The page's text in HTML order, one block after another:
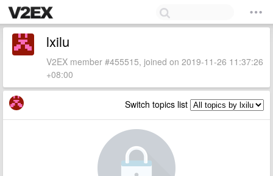
lxilu
V2EX member #455515, joined on 2019-11-26 11:37:26
+08:00
Switch topics list